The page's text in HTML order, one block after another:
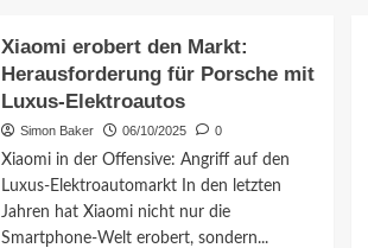
knackt
Über
400.000
Elektroautos
ausgeliefert:
bedeutet
das
für
Xiaomi erobert den Markt:
Herausforderung für Porsche mit
Luxus-Elektroautos
Simon Baker 06/10/2025 0
Xiaomi in der Offensive: Angriff auf den
Luxus-Elektroautomarkt In den letzten
Jahren hat Xiaomi nicht nur die
Smartphone-Welt erobert, sondern...